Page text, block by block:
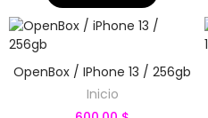
OpenBox / IPhone 13 / 256gb
Inicio